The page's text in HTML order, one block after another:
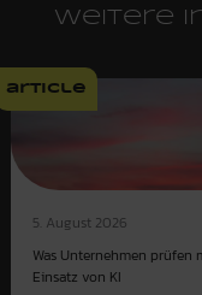
Weitere
article
5. August 2026
Was Unternehmen prüfen
Einsatz von KI